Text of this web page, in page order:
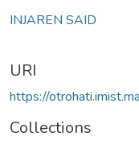
INJAREN SAID
URI
https://
Collections